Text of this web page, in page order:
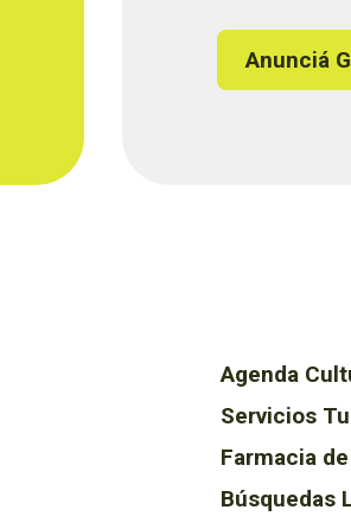
Anunciá
Agenda
Servicios
Farmacia
Búsquedas